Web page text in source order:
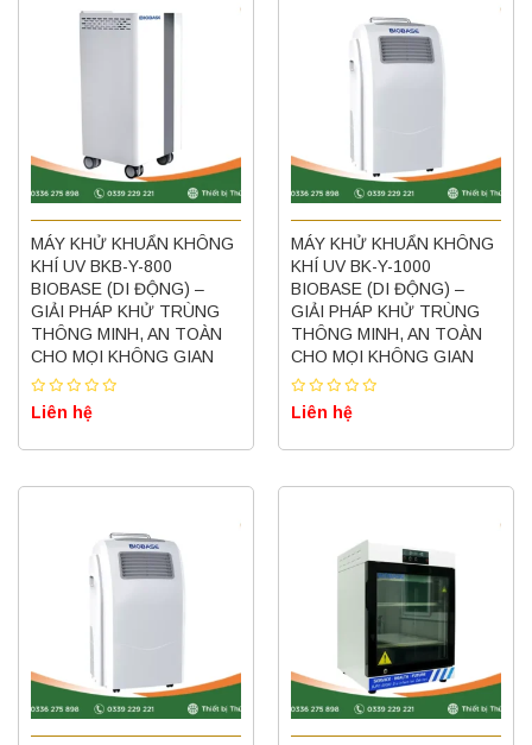
MÁY KHỬ KHUẨN KHÔNG
KHÍ UV BKB-Y-800
BIOBASE (DI ĐỘNG) –
GIẢI PHÁP KHỬ TRÙNG
THÔNG MINH, AN TOÀN
CHO MỌI KHÔNG GIAN
Liên hệ
MÁY KHỬ KHUẨN KHÔNG
KHÍ UV BK-Y-1000
BIOBASE (DI ĐỘNG) –
GIẢI PHÁP KHỬ TRÙNG
THÔNG MINH, AN TOÀN
CHO MỌI KHÔNG GIAN
Liên hệ